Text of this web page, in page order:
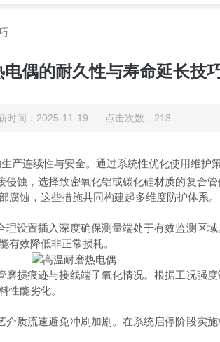
电偶的耐久性与寿命延长技
时间：2025-11-19 点击次数：213
产连续性与安全。通过系统性优化使用维护
，选择致密氧化铝或碳化硅材质的复合管
蚀，这些措施共同构建起多维度防护体系。
置插入深度确保测量端处于有效监测区域
有效降低非正常损耗。
痕迹与接线端子氧化情况。根据工况强度
性能劣化。
流速避免冲刷加剧。在系统启停阶段实